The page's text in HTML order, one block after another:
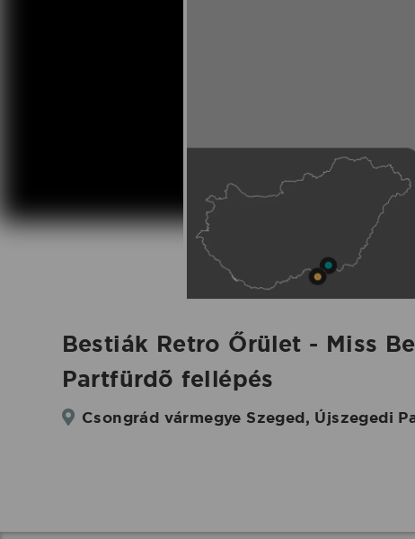
2026.06.14.
Koncertbooking
Bestiák Retro Őrület - Miss
Partfürdõ fellépés
Csongrád vármegye Szeged, Újszegedi